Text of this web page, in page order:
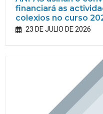
financiará as
colexios no curso
23 DE JULIO DE 2026